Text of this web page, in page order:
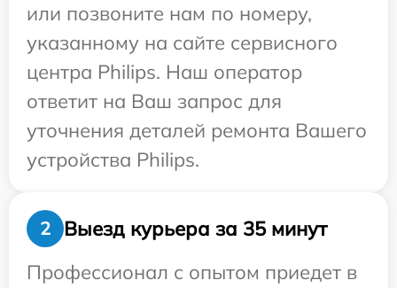
или позвоните нам по номеру,
указанному на сайте сервисного
центра Philips. Наш оператор
ответит на Ваш запрос для
уточнения деталей ремонта Вашего
устройства Philips.
2
Выезд курьера за 35 минут
Профессионал с опытом приедет в